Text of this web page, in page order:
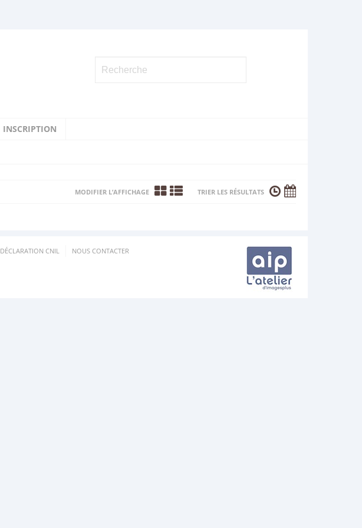
INSCRIPTION
TRIER LES RÉSULTATS
MODIFIER L’AFFICHAGE
DÉCLARATION CNIL NOUS CONTACTER